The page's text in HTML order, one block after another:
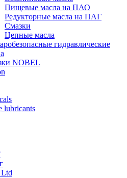
Пищевые масла на ПАО
Редукторные масла на ПАГ
Смазки
Цепные масла
гидравлические
NOBEL
lubricants